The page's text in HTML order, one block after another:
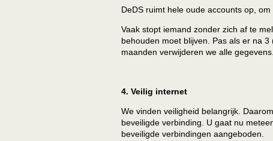
DeDS ruimt hele oude accounts op,
Vaak stopt iemand zonder zich af te
behouden moet blijven. Pas als er na
maanden verwijderen we alle gegevens.
4. Veilig internet
We vinden veiligheid belangrijk.
beveiligde verbinding. U gaat nu
beveiligde verbindingen aangeboden.